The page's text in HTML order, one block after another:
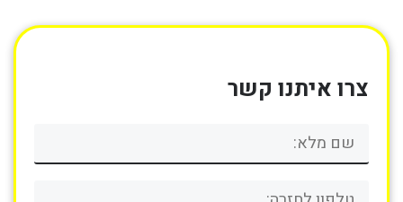
צרו איתנו קשר